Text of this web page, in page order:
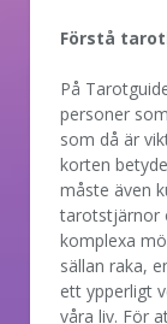
Förstå
På
personer
som då är
korten
måste även
tarotstjärnor
komplexa
sällan raka,
ett ypperligt
våra liv. För